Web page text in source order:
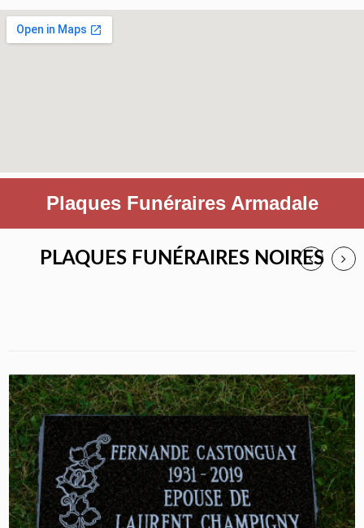
Plaques Funéraires Armadale
PLAQUES FUNÉRAIRES NOIRES